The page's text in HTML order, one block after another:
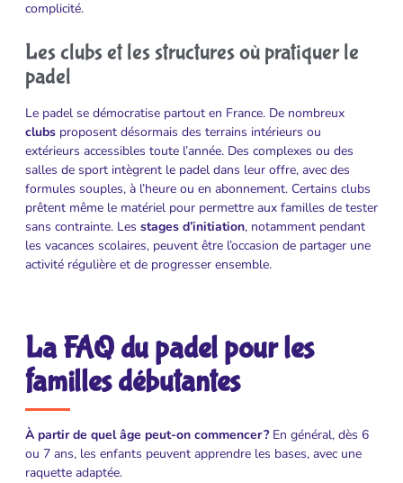
complicité.
Les clubs et les structures où pratiquer le
padel
Le padel se démocratise partout en France. De nombreux
clubs proposent désormais des terrains intérieurs ou
extérieurs accessibles toute l’année. Des complexes ou des
salles de sport intègrent le padel dans leur offre, avec des
formules souples, à l’heure ou en abonnement. Certains clubs
prêtent même le matériel pour permettre aux familles de tester
sans contrainte. Les stages d’initiation, notamment pendant
les vacances scolaires, peuvent être l’occasion de partager une
activité régulière et de progresser ensemble.
La FAQ du padel pour les
familles débutantes
À partir de quel âge peut-on commencer ? En général, dès 6
ou 7 ans, les enfants peuvent apprendre les bases, avec une
raquette adaptée.